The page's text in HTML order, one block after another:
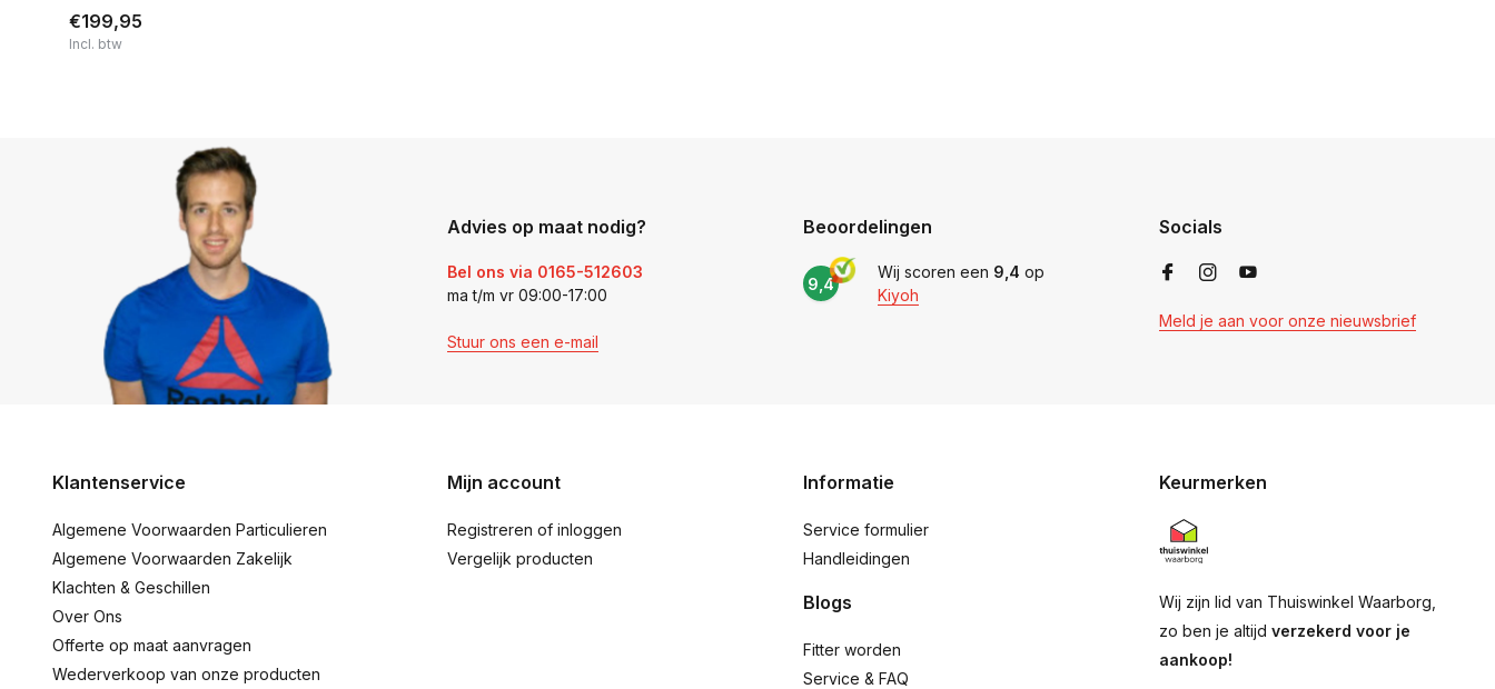
€199,95
Incl. btw
Advies op maat nodig?
Bel ons via 0165-512603
ma t/m vr 09:00-17:00
Stuur ons een e-mail
Beoordelingen
9,4
Wij scoren een 9,4 op
Kiyoh
Socials
Meld je aan voor onze nieuwsbrief
Klantenservice
Algemene Voorwaarden Particulieren
Algemene Voorwaarden Zakelijk
Klachten & Geschillen
Over Ons
Offerte op maat aanvragen
Wederverkoop van onze producten
Mijn account
Registreren of inloggen
Vergelijk producten
Informatie
Service formulier
Handleidingen
Blogs
Fitter worden
Service & FAQ
Keurmerken
Wij zijn lid van Thuiswinkel Waarborg,
zo ben je altijd verzekerd voor je
aankoop!